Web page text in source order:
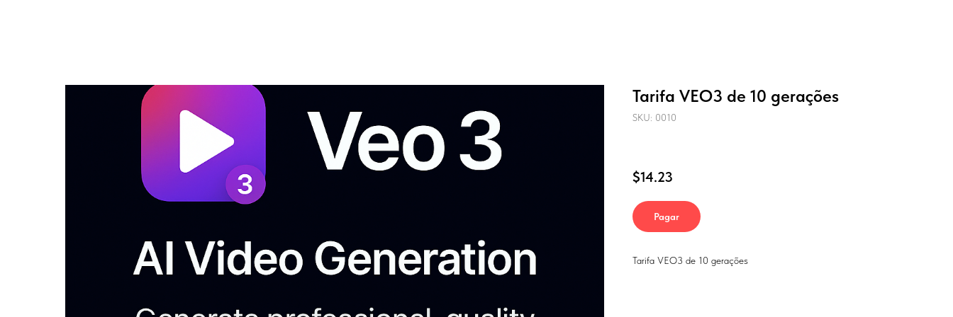
Tarifa VEO3 de 10 gerações
SKU: 0010
$14.23
Pagar
Tarifa VEO3 de 10 gerações